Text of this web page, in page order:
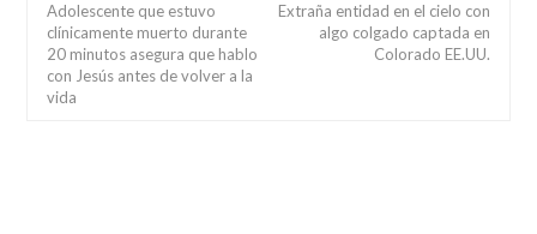
Adolescente que estuvo
clínicamente muerto durante
20 minutos asegura que hablo
con Jesús antes de volver a la
vida
Extraña entidad en el cielo con
algo colgado captada en
Colorado EE.UU.